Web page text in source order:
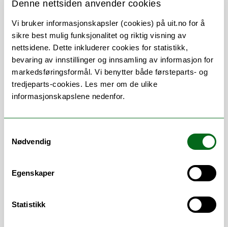
Denne nettsiden anvender cookies
Vi bruker informasjonskapsler (cookies) på uit.no for å
sikre best mulig funksjonalitet og riktig visning av
nettsidene. Dette inkluderer cookies for statistikk,
bevaring av innstillinger og innsamling av informasjon for
markedsføringsformål. Vi benytter både førsteparts- og
tredjeparts-cookies. Les mer om de ulike
informasjonskapslene nedenfor.
Nødvendig
Egenskaper
Statistikk
Underviser og veieder studenter på
Bachelorutdanningen i Sykepleie.
Kullansvarlig for deltidsstudenter (D-23
Campus Tromsø).
Emneansvarlig for SYD-2610, Sykepleie til
pasienter med komplekse og sammensatte
lidelser.
Arbeidserfaring:
(Spesialisthelsetjeneste psykiatri og
2012-2015 Innleid lærer BA-utdanningen i